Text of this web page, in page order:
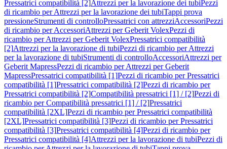
Pressatrici compatibilità [2]Attrezzi per la lavorazione dei tubiPezzi
di ricambio per Attrezzi per la lavorazione dei tubiTappi prova
pressioneStrumenti di controlloPressatrici con attrezziAccessoriPezzi
di ricambio per AccessoriAttrezzi per Geberit VolexPezzi di
ricambio per Attrezzi per Geberit VolexPressatrici compatibilità
[2]Attrezzi per la lavorazione di tubiPezzi di ricambio per Attrezzi
per la lavorazione di tubiStrumenti di controlloAccessoriAttrezzi per
Geberit MapressPezzi di ricambio per Attrezzi per Geberit
MapressPressatrici compatibilità [1]Pezzi di ricambio per Pressatrici
compatibilità [1]Pressatrici compatibilità [2]Pezzi di ricambio per
Pressatrici compatibilità [2]Compatibilità pressatrici [1] / [2]Pezzi di
ricambio per Compatibilità pressatrici [1] / [2]Pressatrici
compatibilità [2XL]Pezzi di ricambio per Pressatrici compatibilità
[2XL]Pressatrici compatibilità [3]Pezzi di ricambio per Pressatrici
compatibilità [3]Pressatrici compatibilità [4]Pezzi di ricambio per
Pressatrici compatibilità [4]Attrezzi per la lavorazione di tubiPezzi di